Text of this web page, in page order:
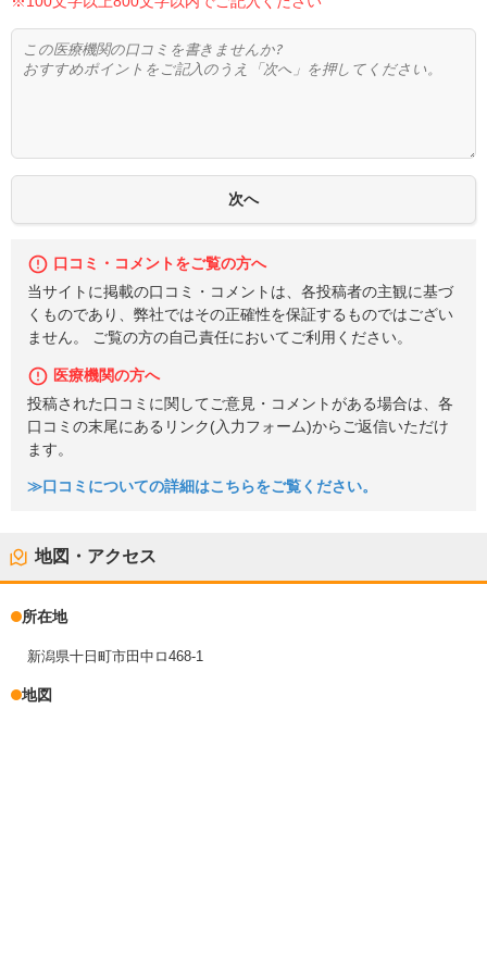
口コミ・コメントをご覧の方へ
当サイトに掲載の口コミ・コメントは、各投稿者の主観に基づ
くものであり、弊社ではその正確性を保証するものではござい
ません。 ご覧の方の自己責任においてご利用ください。
医療機関の方へ
投稿された口コミに関してご意見・コメントがある場合は、各
口コミの末尾にあるリンク(入力フォーム)からご返信いただけ
ます。
≫口コミについての詳細はこちらをご覧ください。
地図・アクセス
所在地
新潟県十日町市田中ロ468-1
地図